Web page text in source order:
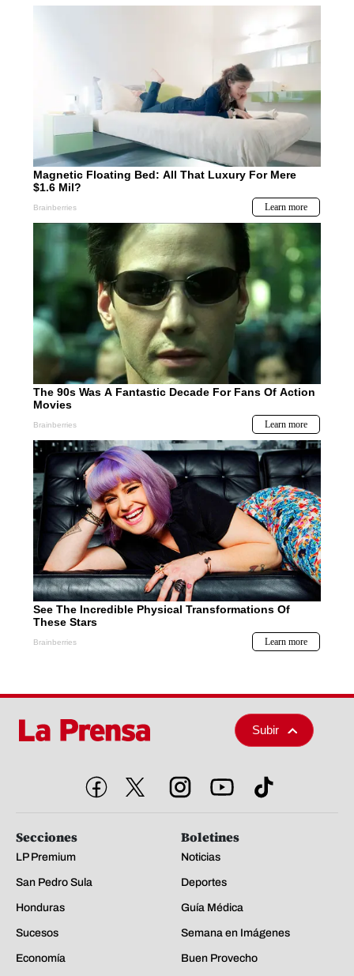
Subir
Secciones
LP Premium
San Pedro Sula
Honduras
Sucesos
Economía
Boletines
Noticias
Deportes
Guía Médica
Semana en Imágenes
Buen Provecho